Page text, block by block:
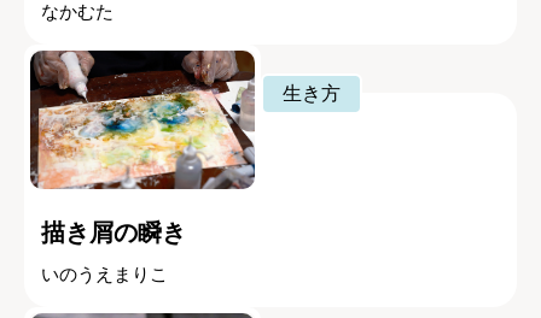
なかむた
生き方
描き屑の瞬き
いのうえまりこ